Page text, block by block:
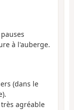
à l'auberge.
(dans le
agréable